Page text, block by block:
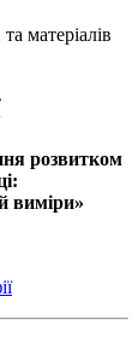
матеріалів
розвитком
виміри»